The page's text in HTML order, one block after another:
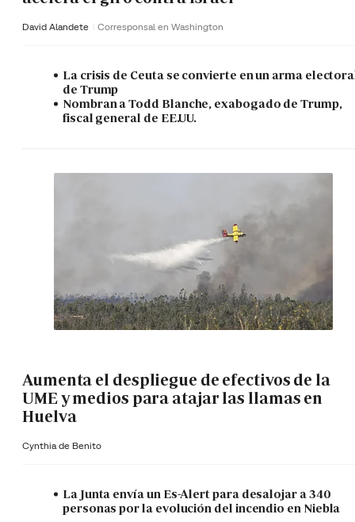
David Alandete Corresponsal en Washington
La crisis de Ceuta se convierte en un arma
de Trump
Nombran a Todd Blanche, exabogado de Trump,
fiscal general de EE.UU.
Aumenta el despliegue de efectivos de la
UME y medios para atajar las llamas en
Huelva
Cynthia de Benito
La Junta envía un Es-Alert para desalojar a 340
personas por la evolución del incendio en Niebla